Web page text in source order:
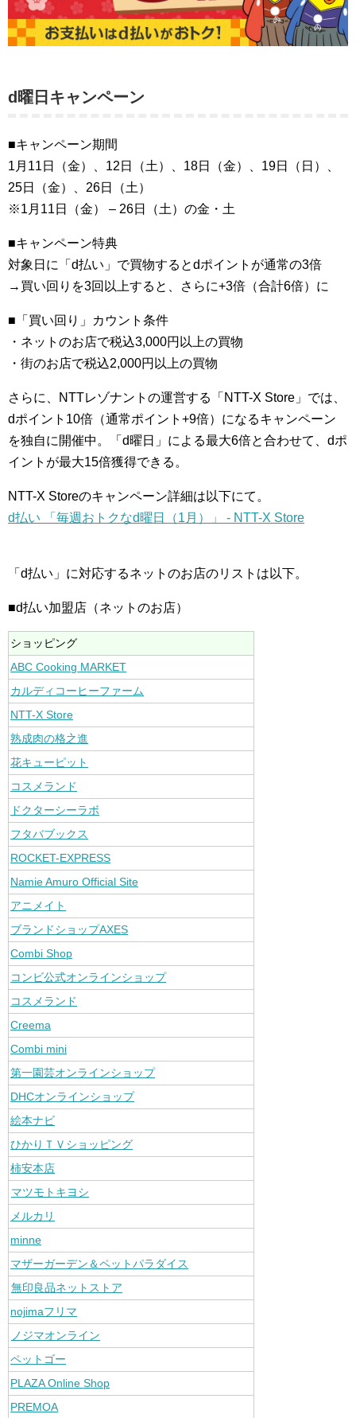
d曜日キャンペーン
■キャンペーン期間
1月11日（金）、12日（土）、18日（金）、19日（日）、
25日（金）、26日（土）
※1月11日（金） – 26日（土）の金・土
■キャンペーン特典
対象日に「d払い」で買物するとdポイントが通常の3倍
→買い回りを3回以上すると、さらに+3倍（合計6倍）に
■「買い回り」カウント条件
・ネットのお店で税込3,000円以上の買物
・街のお店で税込2,000円以上の買物
さらに、NTTレゾナントの運営する「NTT-X Store」では、
dポイント10倍（通常ポイント+9倍）になるキャンペーン
を独自に開催中。「d曜日」による最大6倍と合わせて、dポ
イントが最大15倍獲得できる。
NTT-X Storeのキャンペーン詳細は以下にて。
d払い 「毎週おトクなd曜日（1月）」 - NTT-X Store
「d払い」に対応するネットのお店のリストは以下。
■d払い加盟店（ネットのお店）
ショッピング
ABC Cooking MARKET
カルディコーヒーファーム
NTT-X Store
熟成肉の格之進
花キューピット
コスメランド
ドクターシーラボ
フタバブックス
ROCKET-EXPRESS
Namie Amuro Official Site
アニメイト
ブランドショップAXES
Combi Shop
コンビ公式オンラインショップ
コスメランド
Creema
Combi mini
第一園芸オンラインショップ
DHCオンラインショップ
絵本ナビ
ひかりＴＶショッピング
柿安本店
マツモトキヨシ
メルカリ
minne
マザーガーデン＆ペットパラダイス
無印良品ネットストア
nojimaフリマ
ノジマオンライン
ペットゴー
PLAZA Online Shop
PREMOA